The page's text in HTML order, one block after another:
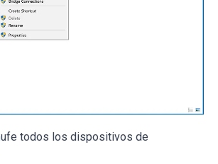
todos los dispositivos de